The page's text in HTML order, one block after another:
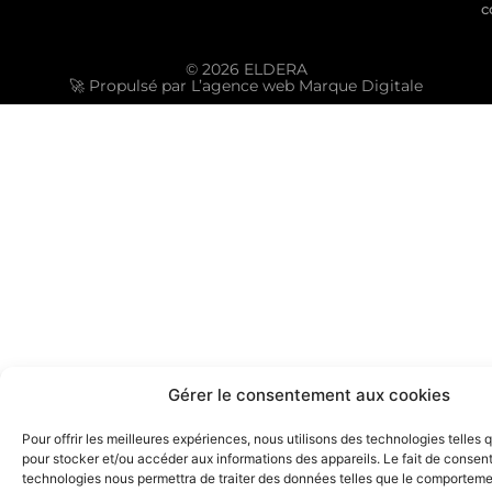
Gérer le consentement aux cookies
Pour offrir les meilleures expériences, nous utilisons des technologies telles
pour stocker et/ou accéder aux informations des appareils. Le fait de
technologies nous permettra de traiter des données telles que le
© 2026 ELDERA
🚀 Propulsé par L’agence web Marque Digitale